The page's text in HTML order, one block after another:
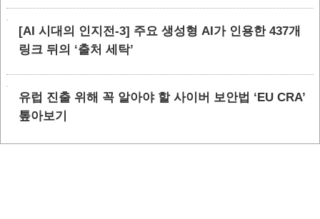
[AI 시대의 인지전-3] 주요 생성형 AI가 인용한 437개
링크 뒤의 ‘출처 세탁’
유럽 진출 위해 꼭 알아야 할 사이버 보안법 ‘EU CRA’
톺아보기